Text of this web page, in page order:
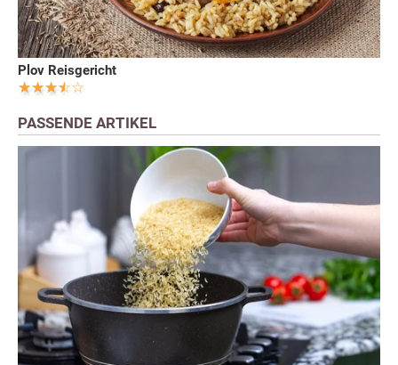
Plov Reisgericht
PASSENDE ARTIKEL